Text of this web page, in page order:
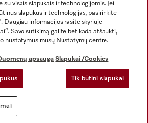
nuostatos
aktas
su visais slapukais ir technologijomis. Jei
slapukus ir technologijas, pasirinkite
Daugiau informacijos rasite skyriuje
Savo sutikimą galite bet kada atšaukti,
nustatymus mūsų Nustatymų centre.
apsauga Slapukai /Cookies
Tik būtini slapukai